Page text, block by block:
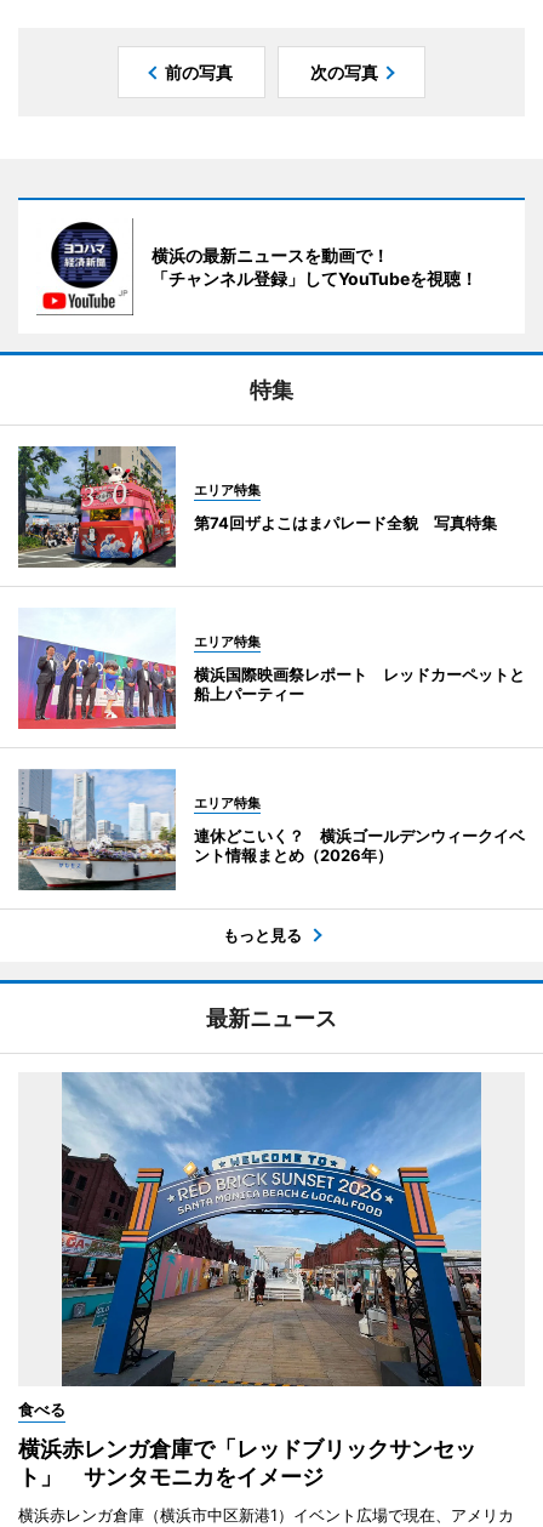
前の写真 次の写真
横浜の最新ニュースを動画で！
「チャンネル登録」してYouTubeを視聴！
特集
エリア特集
第74回ザよこはまパレード全貌 写真特集
エリア特集
横浜国際映画祭レポート レッドカーペットと
船上パーティー
エリア特集
連休どこいく？ 横浜ゴールデンウィークイベ
ント情報まとめ（2026年）
もっと見る
最新ニュース
食べる
横浜赤レンガ倉庫で「レッドブリックサンセッ
ト」 サンタモニカをイメージ
横浜赤レンガ倉庫（横浜市中区新港1）イベント広場で現在、アメリカ